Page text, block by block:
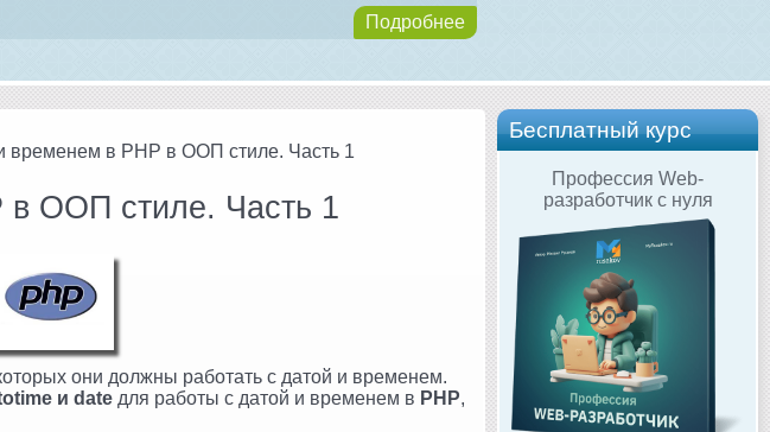
Подробнее
Бесплатный курс
Профессия Web-
разработчик с нуля
временем в PHP в ООП стиле. Часть 1
в ООП стиле. Часть 1
они должны работать с датой и временем.
и date для работы с датой и временем в PHP,